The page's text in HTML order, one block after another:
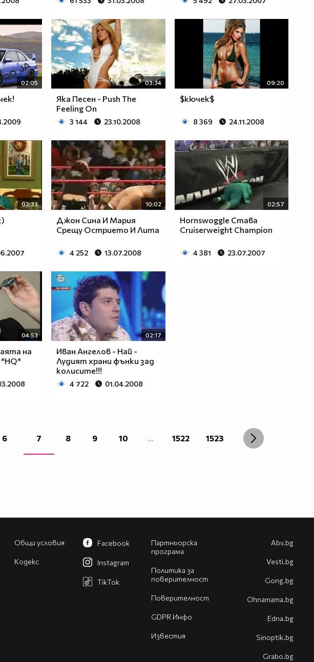
02:05 03:34
Яка Песен - Push The
Feeling On
3 144 23.10.2008
09:20
$кючек$
8 369 24.11.2008
02:33 10:02
Джон Сина И Мария
Срещу Острието И Лита
4 252 13.07.2008
02:57
Hornswoggle Става
Cruiserweight Champion
4 381 23.07.2007
04:53
на
02:17
Иван Ангелов - Най -
Лудият храни фънки зад
колисите!!!
4 722 01.04.2008
6 7 8 9 10 ... 1522 1523
Общи условия
Кодекс
Партньорска
програма
Политика за
поверителност
Поверителност
GDPR Инфо
Известия
Facebook
Instagram
TikTok
Abv.bg
Vesti.bg
Gong.bg
Оhnamama.bg
Edna.bg
Sinoptik.bg
Grabo.bg